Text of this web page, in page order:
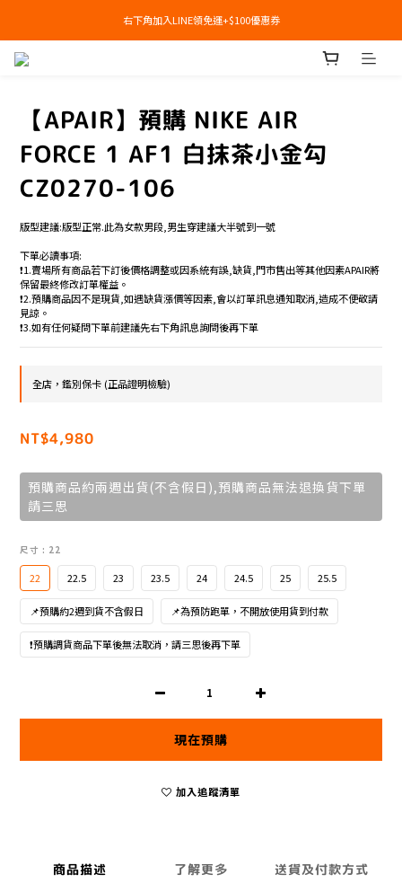
右下角加入LINE領免運+$100優惠券
右下角加入LINE領免運+$100優惠券
即日起，預購商品可提供部分訂金後尾款貨到付款(需協助請洽官line:@apair)
【APAIR】預購 NIKE AIR
FORCE 1 AF1 白抹茶小金勾
CZ0270-106
版型建議:版型正常.此為女款男段,男生穿建議大半號到一號
下單必讀事項:
❗️1.賣場所有商品若下訂後價格調整或因系統有誤,缺貨,門市售出等其他因素APAIR將
保留最終修改訂單權益。
❗️2.預購商品因不是現貨,如遇缺貨漲價等因素,會以訂單訊息通知取消,造成不便敬請
見諒。
❗️3.如有任何疑問下單前建議先右下角訊息詢問後再下單
全店，鑑別保卡 (正品證明檢驗)
NT$4,980
預購商品約兩週出貨(不含假日),預購商品無法退換貨下單
請三思
尺寸 : 22
22 22.5 23 23.5 24 24.5 25 25.5
📌預購約2週到貨不含假日 📌為預防跑單，不開放使用貨到付款
❗預購調貨商品下單後無法取消，請三思後再下單
現在預購
加入追蹤清單
商品描述 了解更多 送貨及付款方式